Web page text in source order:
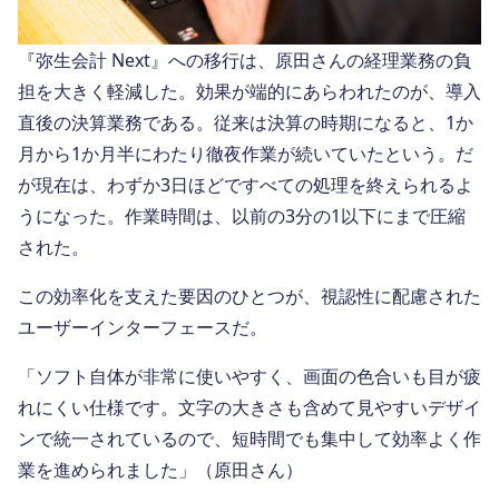
『弥生会計 Next』への移行は、原田さんの経理業務の負
担を大きく軽減した。効果が端的にあらわれたのが、導入
直後の決算業務である。従来は決算の時期になると、1か
月から1か月半にわたり徹夜作業が続いていたという。だ
が現在は、わずか3日ほどですべての処理を終えられるよ
うになった。作業時間は、以前の3分の1以下にまで圧縮
された。
この効率化を支えた要因のひとつが、視認性に配慮された
ユーザーインターフェースだ。
「ソフト自体が非常に使いやすく、画面の色合いも目が疲
れにくい仕様です。文字の大きさも含めて見やすいデザイ
ンで統一されているので、短時間でも集中して効率よく作
業を進められました」（原田さん）